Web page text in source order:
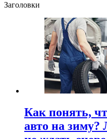
Заголовки
Как понять,
авто на